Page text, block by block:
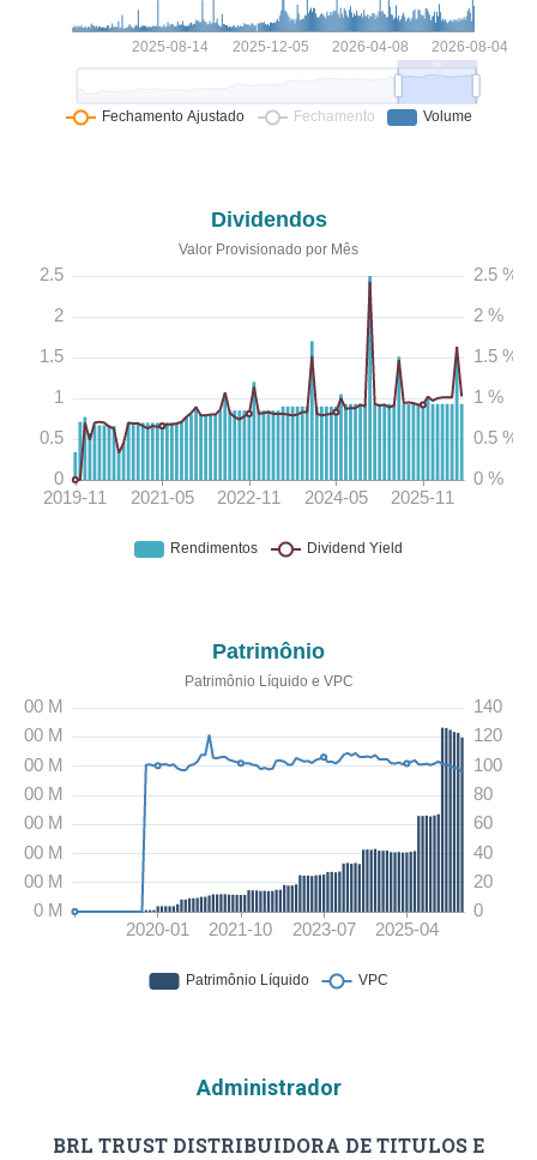
Administrador
BRL TRUST DISTRIBUIDORA DE TITULOS E